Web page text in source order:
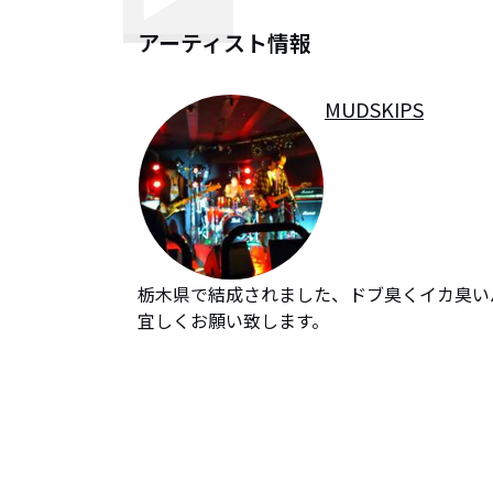
アーティスト情報
MUDSKIPS
栃木県で結成されました、ドブ臭くイカ臭い
宜しくお願い致します。